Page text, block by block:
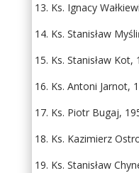
13. Ks. Ignacy
14. Ks. Stanisław
15. Ks. Stanisław Kot,
16. Ks. Antoni Jarnot,
17. Ks. Piotr Bugaj,
18. Ks. Kazimierz
19. Ks. Stanisław